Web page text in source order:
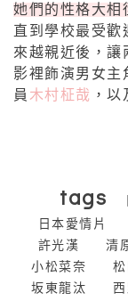
她們的性格大相
直到學校最受
來越親近後，讓
影裡飾演男女主
員 木村柾哉 ，
tags
日本愛情片
許光漢
清
小松菜奈
坂東龍汰